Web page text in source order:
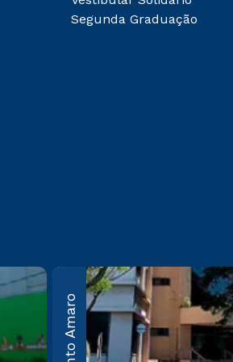
Segunda Graduação
Guarulhos
Av. Salgado Filho, nº
100, Cond. Campus
Guarulhos –
Guarulhos – SP CEP:
07115-000
Santo Amaro